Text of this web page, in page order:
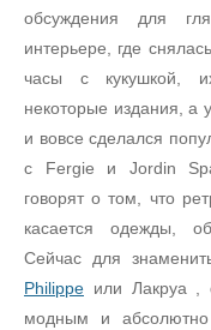
обсуждения для
интерьере, где
часы с кукушкой,
некоторые издания, а
и вовсе сделался
с Fergie и Jordin
говорят о том, что
касается одежды,
Сейчас для
Philippe или Лакруа ,
модным и абсолютно